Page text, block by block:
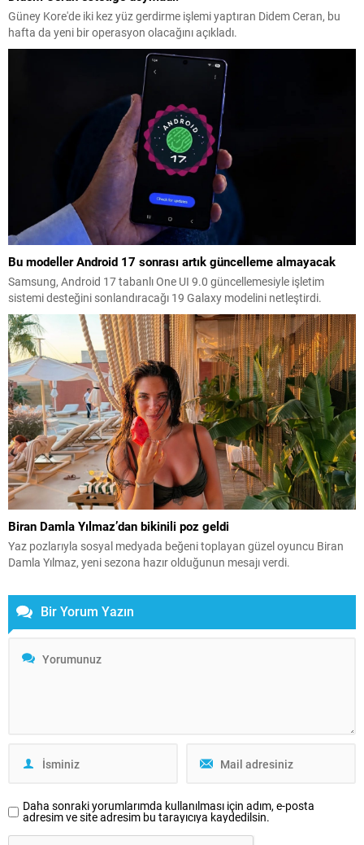
Güney Kore'de iki kez yüz gerdirme işlemi yaptıran Didem Ceran, bu
hafta da yeni bir operasyon olacağını açıkladı.
Bu modeller Android 17 sonrası artık güncelleme almayacak
Samsung, Android 17 tabanlı One UI 9.0 güncellemesiyle işletim
sistemi desteğini sonlandıracağı 19 Galaxy modelini netleştirdi.
Biran Damla Yılmaz’dan bikinili poz geldi
Yaz pozlarıyla sosyal medyada beğeni toplayan güzel oyuncu Biran
Damla Yılmaz, yeni sezona hazır olduğunun mesajı verdi.
Bir Yorum Yazın
Daha sonraki yorumlarımda kullanılması için adım, e-posta
adresim ve site adresim bu tarayıcıya kaydedilsin.